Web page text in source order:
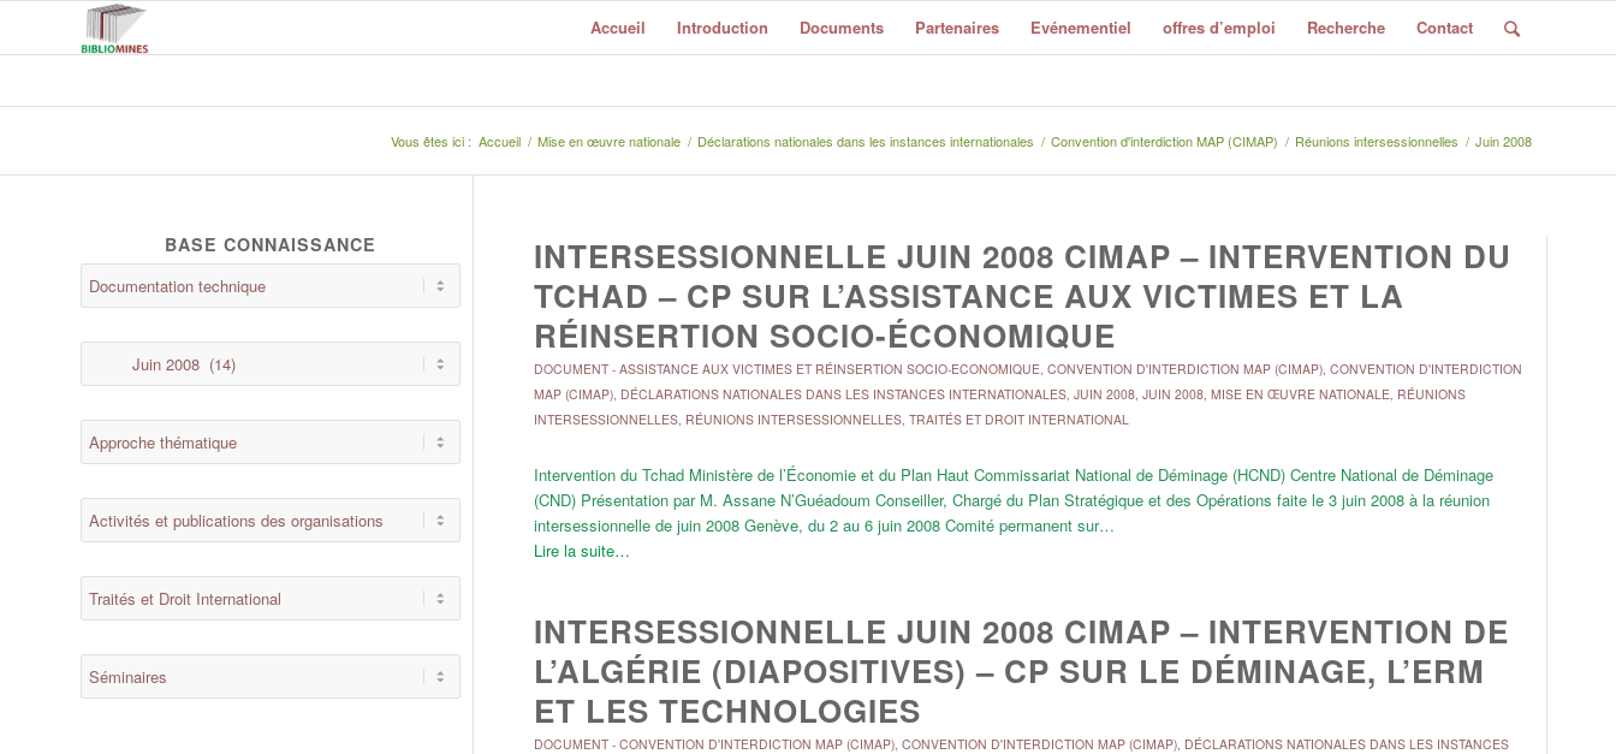
Accueil Introduction Documents Partenaires Evénementiel offres d’emploi Recherche Contact
Vous êtes ici : Accueil / Mise en œuvre nationale / Déclarations nationales dans les instances internationales / Convention d'interdiction MAP (CIMAP) / Réunions intersessionnelles / Juin 2008
INTERSESSIONNELLE JUIN 2008 CIMAP – INTERVENTION DU
TCHAD – CP SUR L’ASSISTANCE AUX VICTIMES ET LA
RÉINSERTION SOCIO-ÉCONOMIQUE
DOCUMENT- ASSISTANCE AUX VICTIMES ET RÉINSERTION SOCIO-ECONOMIQUE, CONVENTION D'INTERDICTION MAP (CIMAP), CONVENTION D'INTERDICTION
MAP (CIMAP), DÉCLARATIONS NATIONALES DANS LES INSTANCES INTERNATIONALES, JUIN 2008, JUIN 2008, MISE EN ŒUVRE NATIONALE, RÉUNIONS
INTERSESSIONNELLES, RÉUNIONS INTERSESSIONNELLES, TRAITÉS ET DROIT INTERNATIONAL
Intervention du Tchad Ministère de l’Économie et du Plan Haut Commissariat National de Déminage (HCND) Centre National de Déminage
(CND) Présentation par M. Assane N’Guéadoum Conseiller, Chargé du Plan Stratégique et des Opérations faite le 3 juin 2008 à la réunion
intersessionnelle de juin 2008 Genève, du 2 au 6 juin 2008 Comité permanent sur…
Lire la suite…
INTERSESSIONNELLE JUIN 2008 CIMAP – INTERVENTION DE
L’ALGÉRIE (DIAPOSITIVES) – CP SUR LE DÉMINAGE, L’ERM
ET LES TECHNOLOGIES
DOCUMENT- CONVENTION D'INTERDICTION MAP (CIMAP), CONVENTION D'INTERDICTION MAP (CIMAP), DÉCLARATIONS NATIONALES DANS LES INSTANCES
BASE CONNAISSANCE